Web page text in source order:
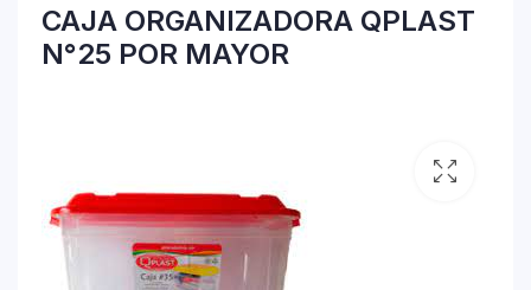
CAJA ORGANIZADORA QPLAST
N°25 POR MAYOR